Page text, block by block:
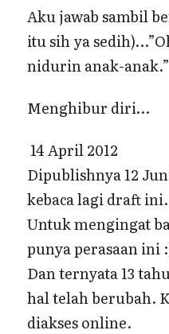
Aku jawab sambil
itu sih ya
nidurin anak-
Menghibur diri…
14 April 2012
Dipublishnya 12
kebaca lagi draft ini.
Untuk mengingat
punya perasaan ini
Dan ternyata 13
hal telah berubah.
diakses online.